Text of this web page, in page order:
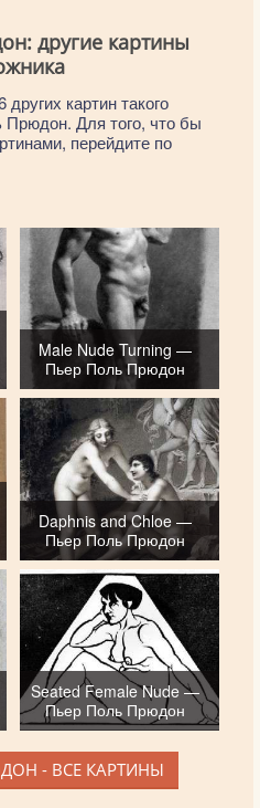
другие картины
картин такого
Для того, что бы
перейдите по
Male Nude Turning —
Пьер Поль Прюдон
Daphnis and Chloe —
Пьер Поль Прюдон
Seated Female Nude —
Пьер Поль Прюдон
- ВСЕ КАРТИНЫ